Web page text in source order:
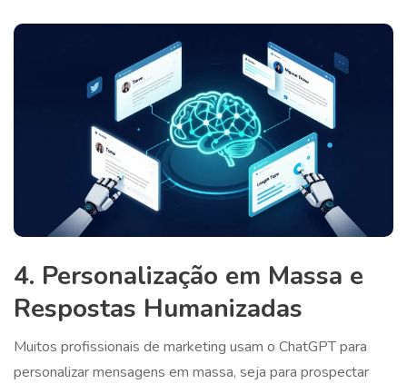
4. Personalização em Massa e
Respostas Humanizadas
Muitos profissionais de marketing usam o ChatGPT para
personalizar mensagens em massa, seja para prospectar